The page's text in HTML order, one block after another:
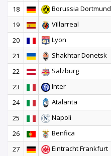
18
Borussia Dortmund
19
Villarreal
20
Lyon
21
Shakhtar Donetsk
22
Salzburg
23
Inter
24
Atalanta
25
Napoli
26
Benfica
27
Eintracht Frankfurt